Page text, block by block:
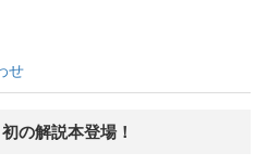
せ
の解説本登場！